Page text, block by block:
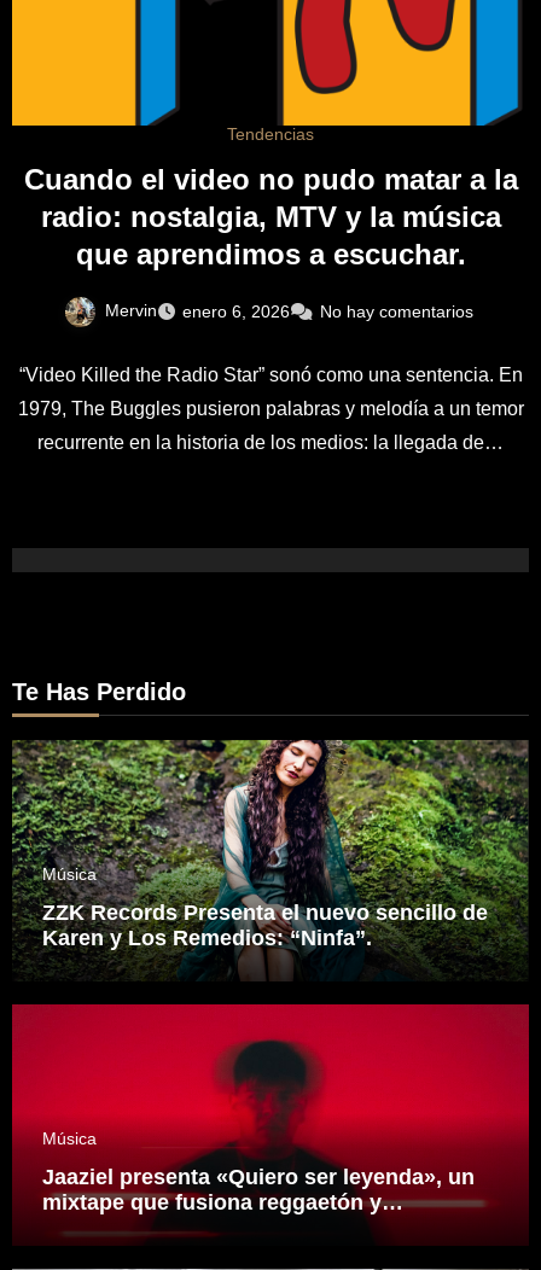
Tendencias
Cuando el video no pudo matar a la
radio: nostalgia, MTV y la música
que aprendimos a escuchar.
Mervin enero 6, 2026 No hay comentarios
“Video Killed the Radio Star” sonó como una sentencia. En
1979, The Buggles pusieron palabras y melodía a un temor
recurrente en la historia de los medios: la llegada de…
Te Has Perdido
Música
ZZK Records Presenta el nuevo sencillo de
Karen y Los Remedios: “Ninfa”.
Música
Jaaziel presenta «Quiero ser leyenda», un
mixtape que fusiona reggaetón y
electrónica desde una visión propia
inspirado en el sonidero Mexicano.